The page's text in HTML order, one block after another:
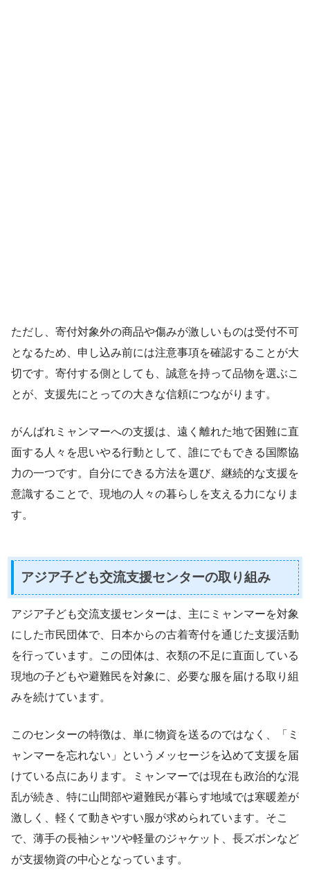
ただし、寄付対象外の商品や傷みが激しいものは受付不可
となるため、申し込み前には注意事項を確認することが大
切です。寄付する側としても、誠意を持って品物を選ぶこ
とが、支援先にとっての大きな信頼につながります。
がんばれミャンマーへの支援は、遠く離れた地で困難に直
面する人々を思いやる行動として、誰にでもできる国際協
力の一つです。自分にできる方法を選び、継続的な支援を
意識することで、現地の人々の暮らしを支える力になりま
す。
アジア子ども交流支援センターの取り組み
アジア子ども交流支援センターは、主にミャンマーを対象
にした市民団体で、日本からの古着寄付を通じた支援活動
を行っています。この団体は、衣類の不足に直面している
現地の子どもや避難民を対象に、必要な服を届ける取り組
みを続けています。
このセンターの特徴は、単に物資を送るのではなく、「ミ
ャンマーを忘れない」というメッセージを込めて支援を届
けている点にあります。ミャンマーでは現在も政治的な混
乱が続き、特に山間部や避難民が暮らす地域では寒暖差が
激しく、軽くて動きやすい服が求められています。そこ
で、薄手の長袖シャツや軽量のジャケット、長ズボンなど
が支援物資の中心となっています。